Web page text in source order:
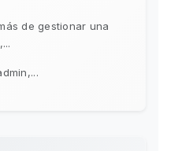
de gestionar una